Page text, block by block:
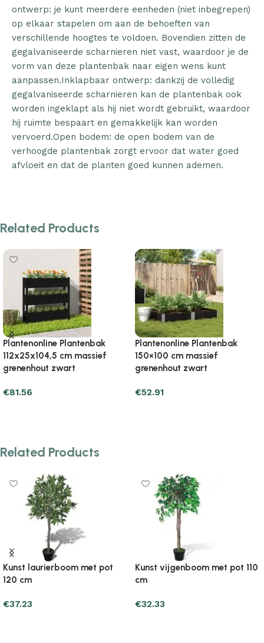
ontwerp: je kunt meerdere eenheden (niet inbegrepen)
op elkaar stapelen om aan de behoeften van
verschillende hoogtes te voldoen. Bovendien zitten de
gegalvaniseerde scharnieren niet vast, waardoor je de
vorm van deze plantenbak naar eigen wens kunt
aanpassen.Inklapbaar ontwerp: dankzij de volledig
gegalvaniseerde scharnieren kan de plantenbak ook
worden ingeklapt als hij niet wordt gebruikt, waardoor
hij ruimte bespaart en gemakkelijk kan worden
vervoerd.Open bodem: de open bodem van de
verhoogde plantenbak zorgt ervoor dat water goed
afvloeit en dat de planten goed kunnen ademen.
Related Products
Plantenonline Plantenbak
31x31x70 cm massief
grenenhout zwart
€15.68
Plantenonline Plantenbak
40x40x52,5 cm massief
grenenhout zwart
€26.70
Related Products
Kunst laurierboom met pot
120 cm
€37.23
Kunst vijgenboom met pot 110
cm
€32.33